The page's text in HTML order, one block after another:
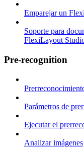
Emparejar un
Soporte para
FlexiLayout
Pre-recognition
Parámetros de
Ejecutar el
Analizar imágenes